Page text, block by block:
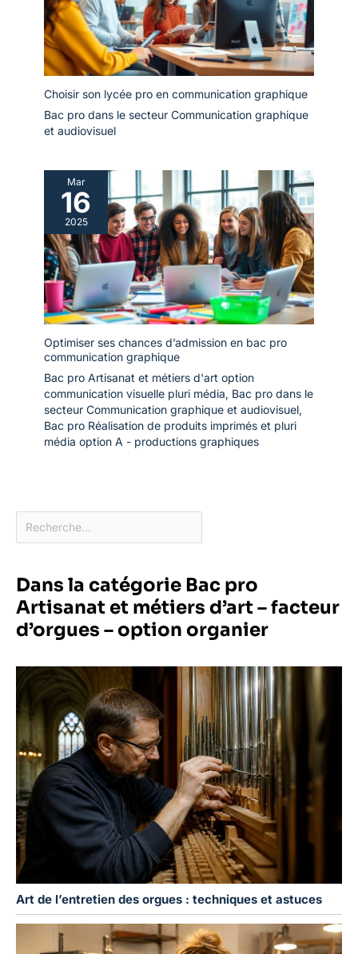
Choisir son lycée pro en communication graphique
Bac pro dans le secteur Communication graphique
et audiovisuel
Mar
16
2025
Optimiser ses chances d’admission en bac pro
communication graphique
Bac pro Artisanat et métiers d'art option
communication visuelle pluri média, Bac pro dans le
secteur Communication graphique et audiovisuel,
Bac pro Réalisation de produits imprimés et pluri
média option A - productions graphiques
Dans la catégorie Bac pro
Artisanat et métiers d’art – facteur
d’orgues – option organier
Art de l’entretien des orgues : techniques et astuces